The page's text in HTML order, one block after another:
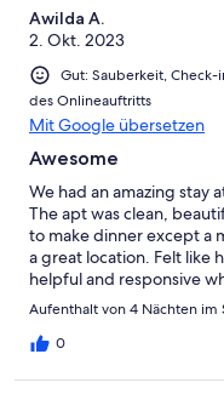
Awilda A.
2. Okt. 2023
Gut: Sauberkeit,
des Onlineauftritts
Mit Google übersetzen
Awesome
We had an amazing stay
The apt was clean,
to make dinner except a
a great location. Felt like
helpful and responsive
recommend staying
Aufenthalt von 4 Nächten
0